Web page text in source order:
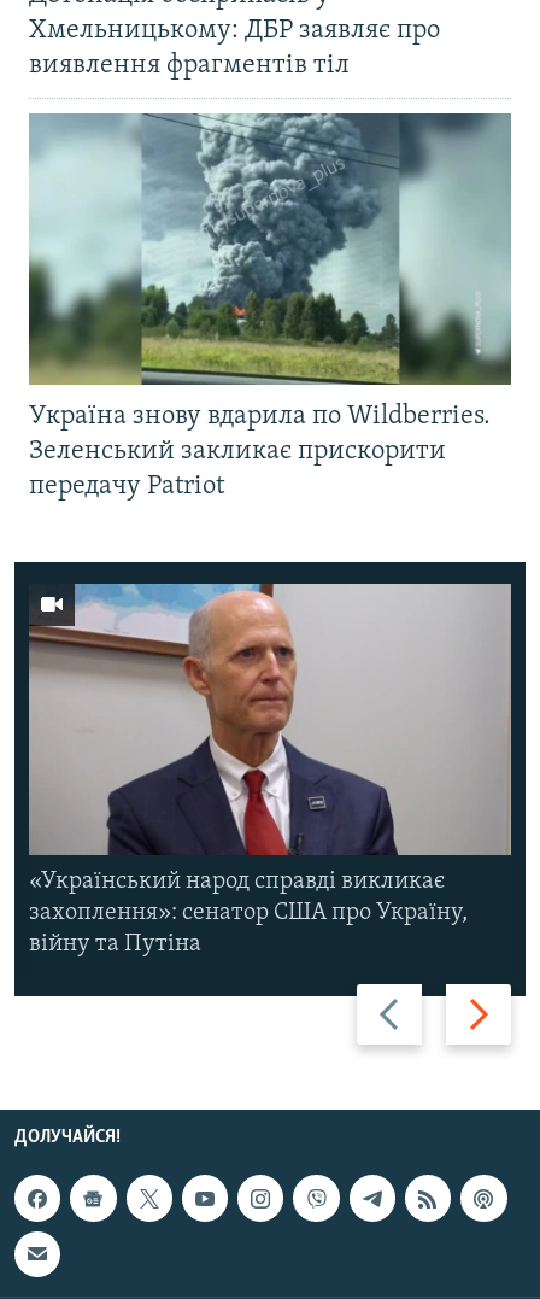
Хмельницькому: ДБР заявляє про
виявлення фрагментів тіл
Україна знову вдарила по Wildberries.
Зеленський закликає прискорити
передачу Patriot
Назад Вперед
«Український народ справді викликає
захоплення»: сенатор США про Україну,
війну та Путіна
ДОЛУЧАЙСЯ!